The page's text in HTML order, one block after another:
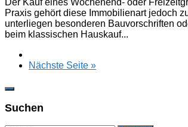
Praxis gehört diese Immobilienart jedoch
unterliegen besonderen Bauvorschriften
beim klassischen Hauskauf...
Nächste Seite »
Suchen